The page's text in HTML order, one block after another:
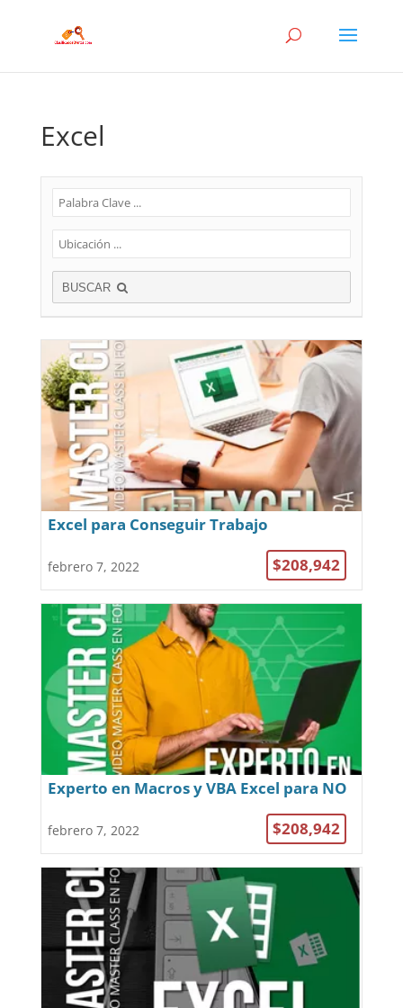
Excel
BUSCAR
Excel para Conseguir Trabajo
febrero 7, 2022 $208,942
Experto en Macros y VBA Excel para NO
febrero 7, 2022 $208,942